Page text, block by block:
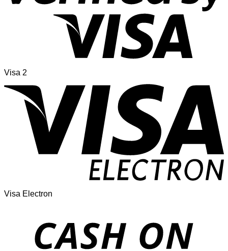
Visa 2
Visa Electron